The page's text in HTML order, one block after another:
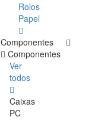
Rolos
Papel
Componentes
Componentes
Ver
todos
Caixas
PC